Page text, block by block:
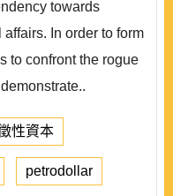
towards
In order to form
to confront the rogue
性資本
petrodollar